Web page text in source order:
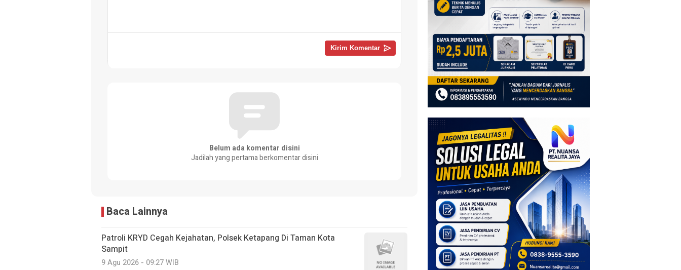
Belum ada komentar disini
Jadilah yang pertama berkomentar disini
Baca Lainnya
‎Patroli KRYD Cegah Kejahatan, Polsek Ketapang Di Taman Kota
Sampit
9 Agu 2026 - 09:27 WIB